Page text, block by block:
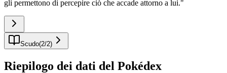
gli permettono di percepire ciò che accade attorno a lui."
Scudo(2/2)
Riepilogo dei dati del Pokédex